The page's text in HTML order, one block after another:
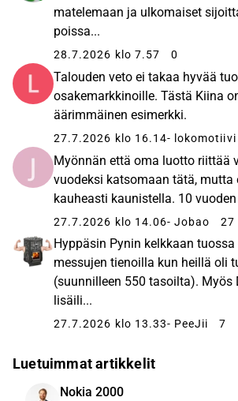
palkkatulojen kasvun yli 10
PYN Elite on salkussaan painottanut
hyötyvät kotimarkkinoiden ja
PYN Eliten ajatuksena on toimia
kunnes sen indeksitavoite 2 500
saavutetaan. Vuoden 2021 lopussa
500 pisteessä.
matelemaan ja ulkomaiset
poissa...
28.7.2026 klo 7.57 0
Talouden veto ei takaa hyvää
osakemarkkinoille. Tästä Kiina
äärimmäinen esimerkki.
27.7.2026 klo 16.14- lokomotiivi
Myönnän että oma luotto riittää
vuodeksi katsomaan tätä, mutta
kauheasti kaunistella. 10
27.7.2026 klo 14.06- Jobao 27
Hyppäsin Pynin kelkkaan
messujen tienoilla kun heillä oli
(suunnilleen 550 tasoilta). Myös
lisäili...
27.7.2026 klo 13.33- PeeJii 7
Luetuimmat artikkelit
Nokia 2000